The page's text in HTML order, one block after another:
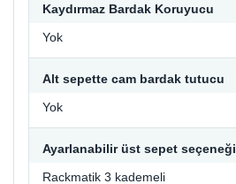
Kaydırmaz Bardak Koruyucu
Yok
Alt sepette cam bardak tutucu
Yok
Ayarlanabilir üst sepet seçeneği
Rackmatik 3 kademeli